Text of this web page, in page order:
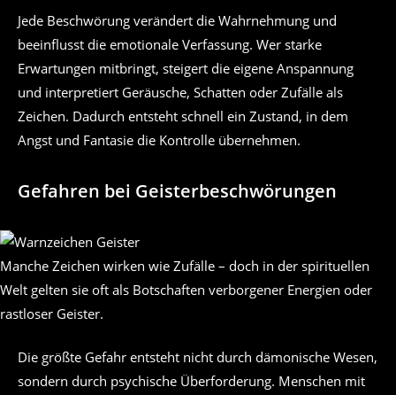
Jede Beschwörung verändert die Wahrnehmung und
beeinflusst die emotionale Verfassung. Wer starke
Erwartungen mitbringt, steigert die eigene Anspannung
und interpretiert Geräusche, Schatten oder Zufälle als
Zeichen. Dadurch entsteht schnell ein Zustand, in dem
Angst und Fantasie die Kontrolle übernehmen.
Gefahren bei Geisterbeschwörungen
Manche Zeichen wirken wie Zufälle – doch in der spirituellen
Welt gelten sie oft als Botschaften verborgener Energien oder
rastloser Geister.
Die größte Gefahr entsteht nicht durch dämonische Wesen,
sondern durch psychische Überforderung. Menschen mit